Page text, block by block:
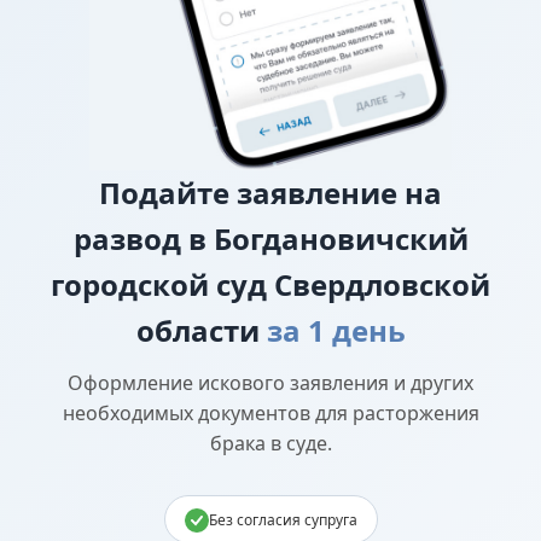
Подайте заявление на
развод в Богдановичский
городской суд Свердловской
области за 1 день
Оформление искового заявления и других
необходимых документов для расторжения
брака в суде.
Без согласия супруга